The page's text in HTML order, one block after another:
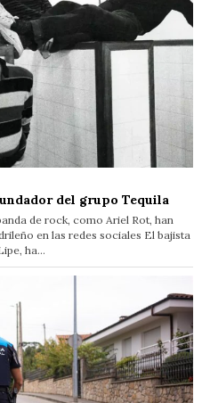
del grupo Tequila
de rock, como Ariel Rot, han
en las redes sociales El bajista
ha…